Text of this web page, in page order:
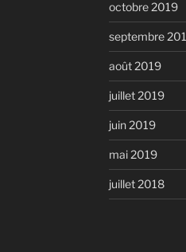
octobre 2019
septembre
août 2019
juillet 2019
juin 2019
mai 2019
juillet 2018